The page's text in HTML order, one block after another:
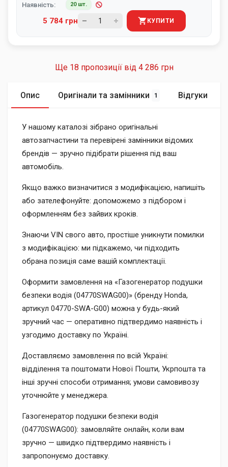
Наявність: 20 шт.
5 784 грн КУПИТИ
Ще 18 пропозиції від 4 286 грн
Опис Оригінали та замінники 1 Відгуки
У нашому каталозі зібрано оригінальні
автозапчастини та перевірені замінники відомих
брендів — зручно підібрати рішення під ваш
автомобіль.
Якщо важко визначитися з модифікацією, напишіть
або зателефонуйте: допоможемо з підбором і
оформленням без зайвих кроків.
Знаючи VIN свого авто, простіше уникнути помилки
з модифікацією: ми підкажемо, чи підходить
обрана позиція саме вашій комплектації.
Оформити замовлення на «Газогенератор подушки
безпеки водія (04770SWAG00)» (бренду Honda,
артикул 04770-SWA-G00) можна у будь-який
зручний час — оперативно підтвердимо наявність і
узгодимо доставку по Україні.
Доставляємо замовлення по всій Україні:
відділення та поштомати Нової Пошти, Укрпошта та
інші зручні способи отримання; умови самовивозу
уточнюйте у менеджера.
Газогенератор подушки безпеки водія
(04770SWAG00): замовляйте онлайн, коли вам
зручно — швидко підтвердимо наявність і
запропонуємо доставку.